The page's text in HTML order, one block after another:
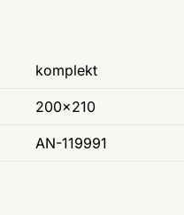
komplekt
200x210
AN-119991